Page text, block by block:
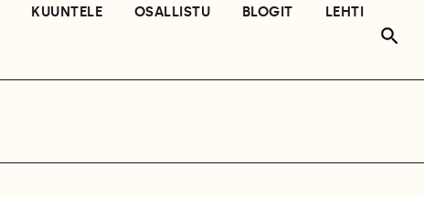
KUUNTELE OSALLISTU BLOGIT
LEHTI